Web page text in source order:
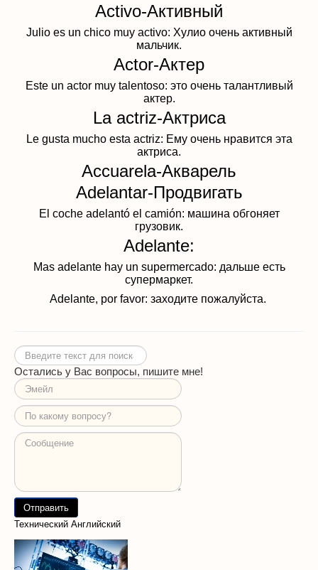
Activo-Активный
Julio es un chico muy activo: Хулио очень активный
мальчик.
Actor-Актер
Este un actor muy talentoso: это очень талантливый
актер.
La actriz-Актриса
Le gusta mucho esta actriz: Ему очень нравится эта
актриса.
Accuarela-Акварель
Adelantar-Продвигать
El coche adelantó el camión: машина обгоняет
грузовик.
Adelante:
Mas adelante hay un supermercado: дальше есть
супермаркет.
Adelante, por favor: заходите пожалуйста.
Искать...
Остались у Вас вопросы, пишите мне!
Технический Английский